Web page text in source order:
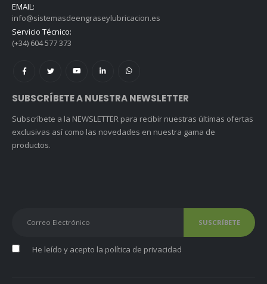
EMAIL:
info@sistemasdeengraseylubricacion.es
Servicio Técnico:
(+34) 604 577 373
SUBSCRÍBETE A NUESTRA NEWSLETTER
Subscríbete a la NEWSLETTER para recibir nuestras últimas ofertas
exclusivas así como las novedades en nuestra gama de
productos.
He leído y acepto la política de privacidad